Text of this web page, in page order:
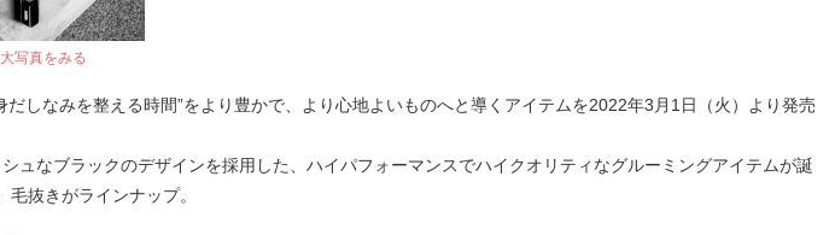
写真をみる
だしなみを整える時間”をより豊かで、より心地よいものへと導くアイテムを2022年3月1日（火）より発売
ュなブラックのデザインを採用した、ハイパフォーマンスでハイクオリティなグルーミングアイテムが誕
抜きがラインナップ。